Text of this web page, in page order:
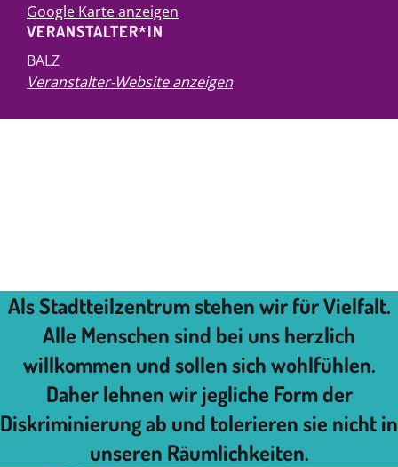
Google Karte anzeigen
VERANSTALTER*IN
BALZ
Veranstalter-Website anzeigen
Als Stadtteilzentrum stehen wir für Vielfalt.
Alle Menschen sind bei uns herzlich
willkommen und sollen sich wohlfühlen.
Daher lehnen wir jegliche Form der
Diskriminierung ab und tolerieren sie nicht in
unseren Räumlichkeiten.